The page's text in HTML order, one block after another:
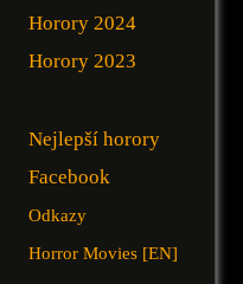
Horory 2024
Horory 2023
Nejlepší horory
Facebook
Odkazy
Horror Movies [EN]